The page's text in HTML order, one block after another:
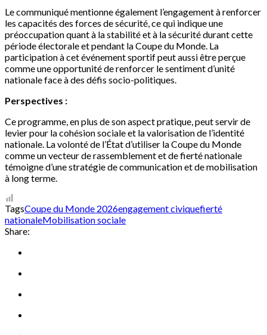
Le communiqué mentionne également l’engagement à renforcer
les capacités des forces de sécurité, ce qui indique une
préoccupation quant à la stabilité et à la sécurité durant cette
période électorale et pendant la Coupe du Monde. La
participation à cet événement sportif peut aussi être perçue
comme une opportunité de renforcer le sentiment d’unité
nationale face à des défis socio-politiques.
Perspectives :
Ce programme, en plus de son aspect pratique, peut servir de
levier pour la cohésion sociale et la valorisation de l’identité
nationale. La volonté de l’État d’utiliser la Coupe du Monde
comme un vecteur de rassemblement et de fierté nationale
témoigne d’une stratégie de communication et de mobilisation
à long terme.
TagsCoupe du Monde 2026engagement civiquefierté
nationaleMobilisation sociale
Share: